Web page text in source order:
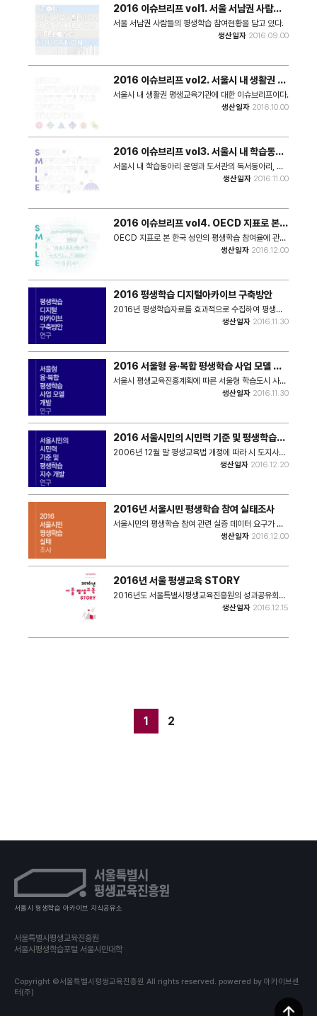
2016 이슈브리프 vol1. 서울 서남권 사람들
의 평생학습
서울 서남권 사람들의 평생학습 참여현황을 담고 있다.
생산일자 2016.09.00
2016 이슈브리프 vol2. 서울시 내 생활권 평
생교육기관
서울시 내 생활권 평생교육기관에 대한 이슈브리프이다.
생산일자 2016.10.00
2016 이슈브리프 vol3. 서울시 내 학습동아
리 활동
서울시 내 학습동아리 운영과 도서관의 독서동아리, 직
장 내 학습조직 지원에 관한 현황을 담고 있다.
생산일자 2016.11.00
2016 이슈브리프 vol4. OECD 지표로 본
한국 성인의 평생학습 참여
OECD 지표로 본 한국 성인의 평생학습 참여율에 관한
이야기이다. 북유럽 4개국과 비교한 지표를 중심으로
생산일자 2016.12.00
2016 평생학습 디지털아카이브 구축방안
2016년 평생학습자료를 효과적으로 수집하여 평생학
습의 체계화와 생활화를 위한 기본 정보기반으로 활용하
생산일자 2016.11.30
2016 서울형 융·복합 평생학습 사업 모델 개
발 연구
서울시 평생교육진흥계획에 따른 서울형 학습도시 사업
추진모델 마련과 융복합 평생학습의 이론적 고찰과 개념
생산일자 2016.11.30
2016 서울시민의 시민력 기준 및 평생학습지
수 개발연구(1차년도)
2006년 12월 말 평생교육법 개정에 따라 시 도지사의
평생교육에 대한 권한과 책임이 법적으로 부과되었다.
해 오고 있다. 특히, 2008년 평생교육진흥을 위한 조례
가 마련되었고, 서울시 교육기획관실에 평생교육팀을 두
는 등 초기의 법과 제도적 정비를 거쳐, 최근에는 평생교
육정책관으로 국명을 변경하고 평생교육진흥의 광역 추
진체계로 서울시평생교육진흥원을 설치하는 등 평생교
육진흥에 박차를 가하는 중이다. ​​​주기적으로 평생교육
평생교육의 핵심 목표는 “시민력” 향상으로 시민의 역량
을 끌어올리기 위한 정책과 이를 구현하기 위한 여러 사
업을 추진하고 있으며, 서울시가 평생교육 추진의 새로
운 10년을 맞이하는 현 시점에서, 그간의 평생학습 추진
실태와 성과진단, 정책 모니터링에 활용할 수 있는 서울
생산일자 2016.12.20
2016년 서울시민 평생학습 참여 실태조사
서울시민의 평생학습 참여 관련 실증 데이터 요구가 증
대됨에 따라 2016년도 서울시민 평생학습 참여 실태를
생산일자 2016.12.00
2016년 서울 평생교육 STORY
2016년도 서울특별시평생교육진흥원의 성과공유회에
생산일자 2016.12.15
1 2
서울시 평생학습 아카이브 지식공유소
서울특별시평생교육진흥원
서울시평생학습포털 서울시민대학
Copyright ©서울특별시평생교육진흥원 All rights reserved. powered by 아카이브센
터(주)